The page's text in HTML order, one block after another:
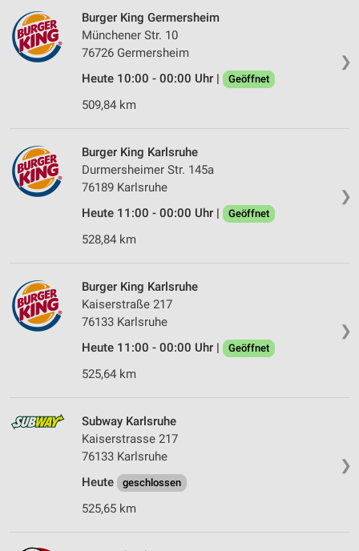
❯
Burger King Germersheim
Münchener Str. 10
76726 Germersheim
Heute 10:00 - 00:00 Uhr |
Geöffnet
509,84 km
❯
Burger King Karlsruhe
Durmersheimer Str. 145a
76189 Karlsruhe
Heute 11:00 - 00:00 Uhr |
Geöffnet
528,84 km
❯
Burger King Karlsruhe
Kaiserstraße 217
76133 Karlsruhe
Heute 11:00 - 00:00 Uhr |
Geöffnet
525,64 km
❯
Subway Karlsruhe
Kaiserstrasse 217
76133 Karlsruhe
Heute
geschlossen
525,65 km